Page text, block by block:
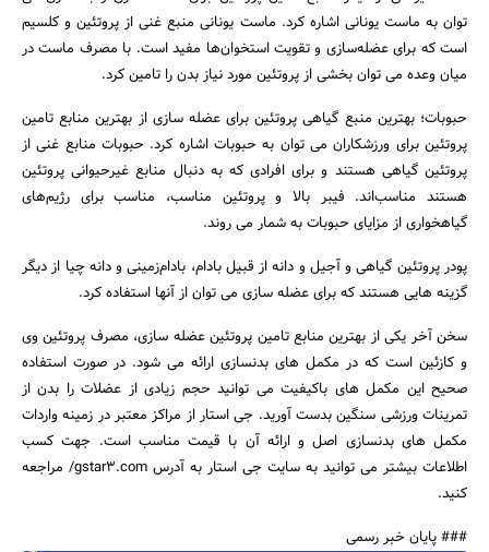
توان به ماست یونانی اشاره کرد. ماست یونانی منبع غنی از پروتئین و کلسیم
است که برای عضله‌سازی و تقویت استخوان‌ها مفید است. با مصرف ماست در
میان وعده می توان بخشی از پروتئین مورد نیاز بدن را تامین کرد.
حبوبات؛ بهترین منبع گیاهی پروتئین برای عضله سازی از بهترین منابع تامین
پروتئین برای ورزشکاران می توان به حبوبات اشاره کرد. حبوبات منابع غنی از
پروتئین گیاهی هستند و برای افرادی که به دنبال منابع غیرحیوانی پروتئین
هستند مناسب‌اند. فیبر بالا و پروتئین مناسب، مناسب برای رژیم‌های
گیاهخواری از مزایای حبوبات به شمار می روند.
پودر پروتئین گیاهی و آجیل‌ و دانه از قبیل بادام، بادام‌زمینی و دانه چیا از دیگر
گزینه هایی هستند که برای عضله سازی می توان از آنها استفاده کرد.
سخن آخر یکی از بهترین منابع تامین پروتئین عضله سازی، مصرف پروتئین وی
و کازئین است که در مکمل های بدنسازی ارائه می شود. در صورت استفاده
صحیح این مکمل های باکیفیت می توانید حجم زیادی از عضلات را بدن از
تمرینات ورزشی سنگین بدست آورید. جی استار از مراکز معتبر در زمینه واردات
مکمل های بدنسازی اصل و ارائه آن با قیمت مناسب است. جهت کسب
اطلاعات بیشتر می توانید به سایت جی استار به آدرس gstar3.com/ مراجعه
کنید.
### پایان خبر رسمی